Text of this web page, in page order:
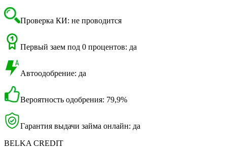
Проверка КИ: не проводится
Первый заем под 0 процентов: да
Автоодобрение: да
Вероятность одобрения: 79,9%
Гарантия выдачи займа онлайн: да
BELKA CREDIT